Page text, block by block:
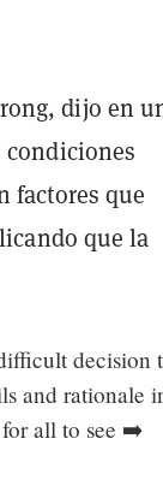
dijo en
condiciones
factores que
que la
decision
and rationale
for all to see ➡️